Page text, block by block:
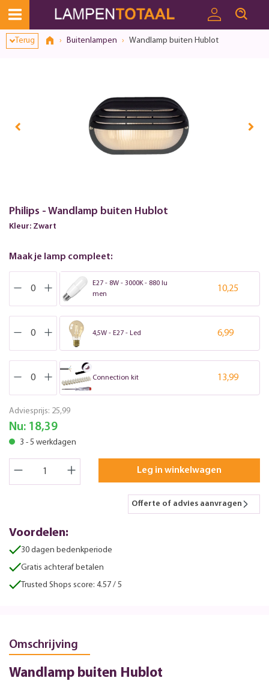
Terug Buitenlampen Wandlamp buiten Hublot
Philips - Wandlamp buiten Hublot
Kleur: Zwart
Maak je lamp compleet:
E27 - 8W - 3000K - 880 lu
men
10,25
4,5W - E27 - Led 6,99
Connection kit 13,99
Adviesprijs: 25,99
Nu: 18,39
3 - 5 werkdagen
Leg in winkelwagen
Offerte of advies aanvragen
Voordelen:
30 dagen bedenkperiode
Gratis achteraf betalen
Trusted Shops score: 4.57 / 5
Omschrijving
Wandlamp buiten Hublot